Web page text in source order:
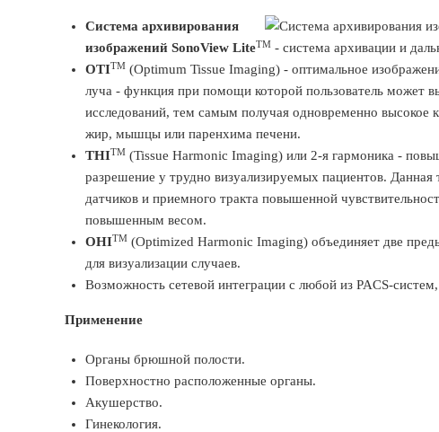
Система архивирования
изображений SonoView LiteTM - система архивации и
OTITM (Optimum Tissue Imaging) - оптимальное
луча - функция при помощи которой пользователь может
исследований, тем самым получая одновременно высокое
жир, мышцы или паренхима печени.
THITM (Tissue Harmonic Imaging) или 2-я гармоника -
разрешение у трудно визуализируемых пациентов.
датчиков и приемного тракта повышенной
повышенным весом.
OHITM (Optimized Harmonic Imaging) объединяет две
для визуализации случаев.
Возможность сетевой интеграции с любой из PACS-
Применение
Органы брюшной полости.
Поверхностно расположенные органы.
Акушерство.
Гинекология.